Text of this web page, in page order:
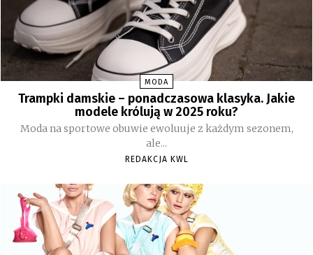
MODA
Trampki damskie – ponadczasowa klasyka. Jakie
modele królują w 2025 roku?
Moda na sportowe obuwie ewoluuje z każdym sezonem,
ale...
REDAKCJA KWL